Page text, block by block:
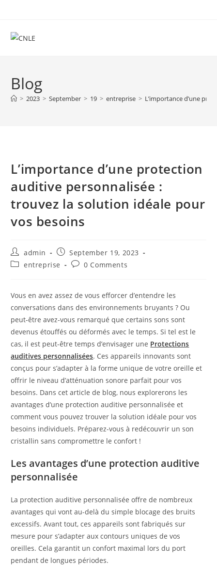
content
Blog
> 2023 > September > 19 > entreprise > L’importance d’une
L’importance d’une protection
auditive personnalisée :
trouvez la solution idéale pour
vos besoins
Post
author:
admin
Post
published:
September 19, 2023
Postentreprise
Post0 Comments
Vous en avez assez de vous efforcer d’entendre les
conversations dans des environnements bruyants ? Ou
peut-être avez-vous remarqué que certains sons sont
devenus étouffés ou déformés avec le temps. Si tel est le
cas, il est peut-être temps d’envisager une Protections
auditives personnalisées. Ces appareils innovants sont
conçus pour s’adapter à la forme unique de votre oreille et
offrir le niveau d’atténuation sonore parfait pour vos
besoins. Dans cet article de blog, nous explorerons les
avantages d’une protection auditive personnalisée et
comment vous pouvez trouver la solution idéale pour vos
besoins individuels. Préparez-vous à redécouvrir un son
cristallin sans compromettre le confort !
Les avantages d’une protection auditive
personnalisée
La protection auditive personnalisée offre de nombreux
avantages qui vont au-delà du simple blocage des bruits
excessifs. Avant tout, ces appareils sont fabriqués sur
mesure pour s’adapter aux contours uniques de vos
oreilles. Cela garantit un confort maximal lors du port
pendant de longues périodes.